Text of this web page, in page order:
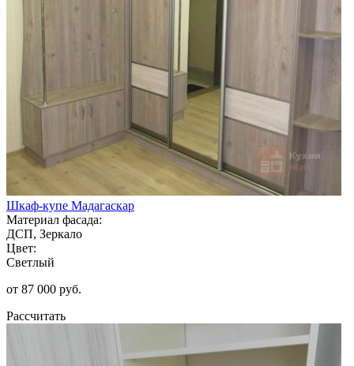
Шкаф-купе Мадагаскар
Материал фасада:
ДСП, Зеркало
Цвет:
Светлый
от 87 000 руб.
Рассчитать